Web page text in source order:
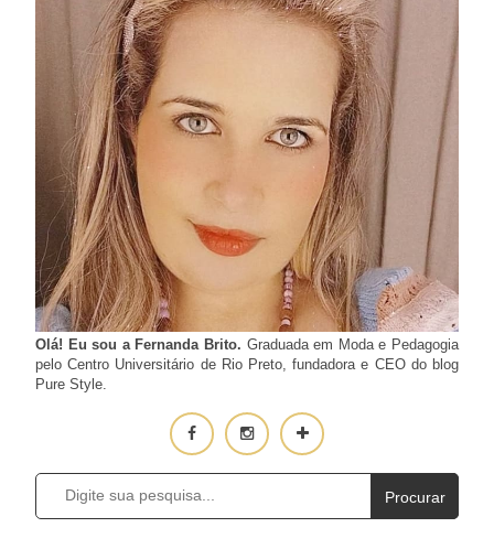
Olá! Eu sou a Fernanda Brito. Graduada em Moda e Pedagogia
pelo Centro Universitário de Rio Preto, fundadora e CEO do blog
Pure Style.
Procurar